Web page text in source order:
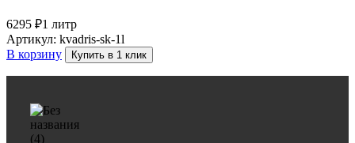
6295 ₽1 литр
Артикул: kvadris-sk-1l
В корзину
Купить в 1 клик